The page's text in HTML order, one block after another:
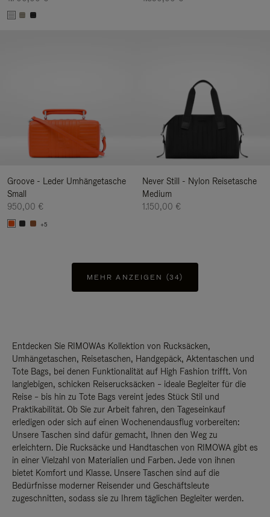
Groove - Leder Umhängetasche
Small
950,00 €
+5
Never Still - Nylon Reisetasche
Medium
1.150,00 €
MEHR ANZEIGEN (34)
Entdecken Sie RIMOWAs Kollektion von Rucksäcken,
Umhängetaschen, Reisetaschen, Handgepäck, Aktentaschen und
Tote Bags, bei denen Funktionalität auf High Fashion trifft. Von
langlebigen, schicken Reiserucksäcken – ideale Begleiter für die
Reise – bis hin zu Tote Bags vereint jedes Stück Stil und
Praktikabilität. Ob Sie zur Arbeit fahren, den Tageseinkauf
erledigen oder sich auf einen Wochenendausflug vorbereiten:
Unsere Taschen sind dafür gemacht, Ihnen den Weg zu
erleichtern. Die Rucksäcke und Handtaschen von RIMOWA gibt es
in einer Vielzahl von Materialien und Farben. Jede von ihnen
bietet Komfort und Klasse. Unsere Taschen sind auf die
Bedürfnisse moderner Reisender und Geschäftsleute
zugeschnitten, sodass sie zu Ihrem täglichen Begleiter werden.